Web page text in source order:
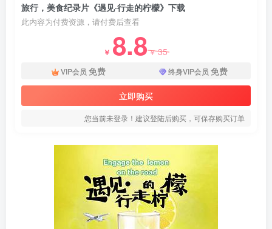
旅行，美食纪录片《遇见·行走的柠檬》下载
此内容为付费资源，请付费后查看
￥ 8.8￥35
VIP会员 免费 终身VIP会员 免费
立即购买
您当前未登录！建议登陆后购买，可保存购买订单